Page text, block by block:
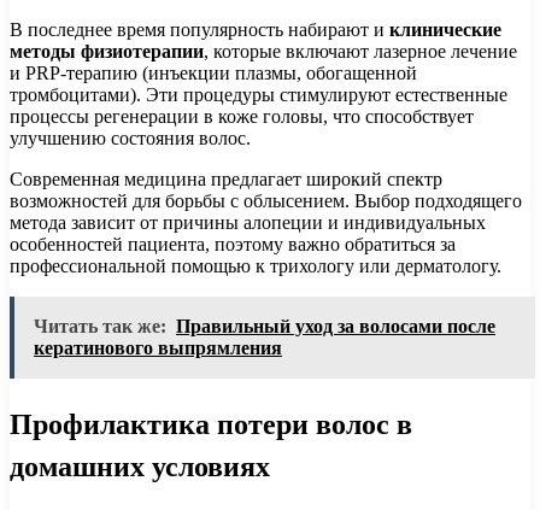
В последнее время популярность набирают и клинические
методы физиотерапии, которые включают лазерное лечение
и PRP-терапию (инъекции плазмы, обогащенной
тромбоцитами). Эти процедуры стимулируют естественные
процессы регенерации в коже головы, что способствует
улучшению состояния волос.
Современная медицина предлагает широкий спектр
возможностей для борьбы с облысением. Выбор подходящего
метода зависит от причины алопеции и индивидуальных
особенностей пациента, поэтому важно обратиться за
профессиональной помощью к трихологу или дерматологу.
Читать так же: Правильный уход за волосами после
кератинового выпрямления
Профилактика потери волос в
домашних условиях